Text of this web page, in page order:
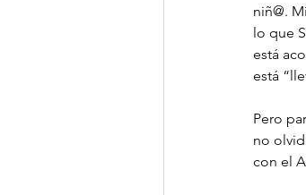
niñ@.
lo que
está
está
Pero
no
con el